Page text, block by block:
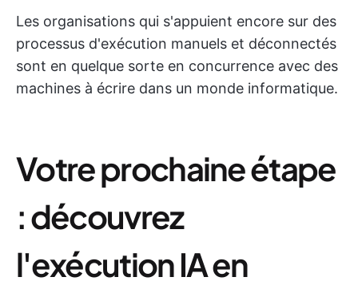
Les organisations qui s'appuient encore sur des
processus d'exécution manuels et déconnectés
sont en quelque sorte en concurrence avec des
machines à écrire dans un monde informatique.
Votre prochaine étape
: découvrez
l'exécution IA en